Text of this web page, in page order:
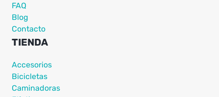
FAQ
Blog
Contacto
TIENDA
Accesorios
Bicicletas
Caminadoras